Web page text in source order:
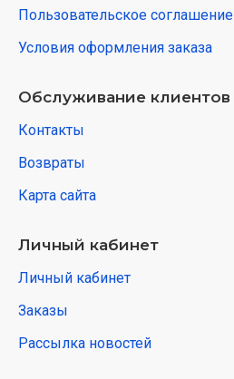
Пользовательское соглашение
Условия оформления заказа
Обслуживание клиентов
Контакты
Возвраты
Карта сайта
Личный кабинет
Личный кабинет
Заказы
Рассылка новостей